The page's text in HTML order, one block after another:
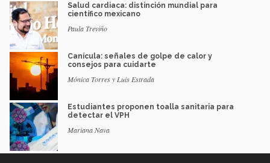
Salud cardiaca: distinción mundial para
científico mexicano
Paula Treviño
Canícula: señales de golpe de calor y
consejos para cuidarte
Mónica Torres y Luis Estrada
Estudiantes proponen toalla sanitaria para
detectar el VPH
Mariana Nava